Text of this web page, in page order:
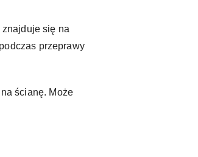
się na
przeprawy
ścianę. Może